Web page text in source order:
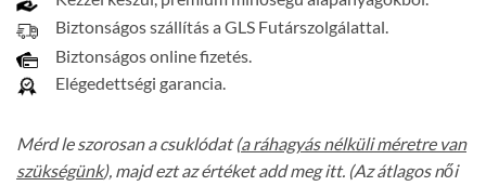
Biztonságos szállítás a GLS Futárszolgálattal.
Biztonságos online fizetés.
Elégedettségi garancia.
Mérd le szorosan a csuklódat (a ráhagyás nélküli méretre van
szükségünk), majd ezt az értéket add meg itt. (Az átlagos női